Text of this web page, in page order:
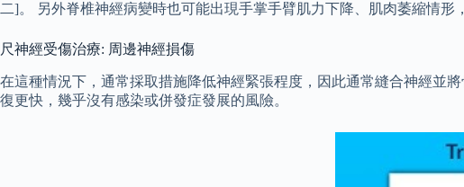
二]。 另外脊椎神經病變時也可能出現手掌手臂肌力下降、肌肉萎縮情形
尺神經受傷治療: 周邊神經損傷
在這種情況下，通常採取措施降低神經緊張程度，因此通常縫合神經並
復更快，幾乎沒有感染或併發症發展的風險。